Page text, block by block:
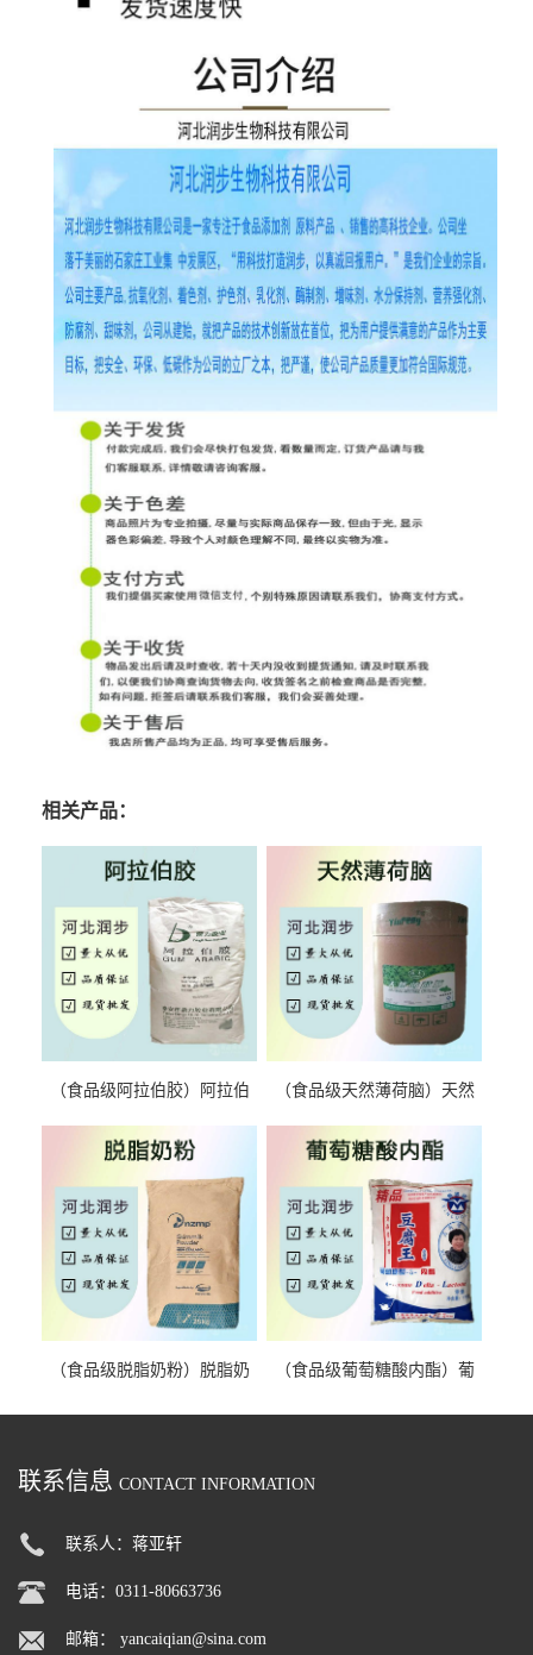
相关产品：
（食品级阿拉伯胶）阿拉伯
（食品级天然薄荷脑）天然
（食品级脱脂奶粉）脱脂奶
（食品级葡萄糖酸内酯）葡
联系信息 CONTACT INFORMATION
联系人：蒋亚轩
电话：0311-80663736
邮箱： yancaiqian@sina.com